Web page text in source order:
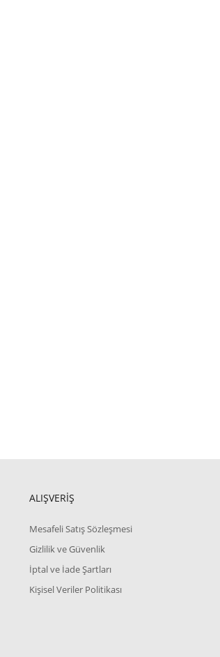
ALIŞVERİŞ
Mesafeli Satış Sözleşmesi
Gizlilik ve Güvenlik
İptal ve İade Şartları
Kişisel Veriler Politikası